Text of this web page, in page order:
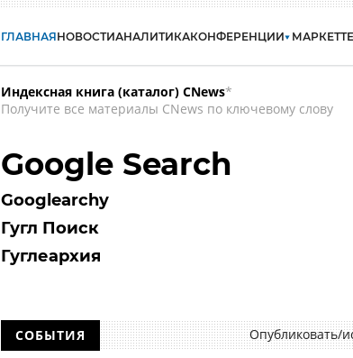
ГЛАВНАЯНОВОСТИАНАЛИТИКАКОНФЕРЕНЦИИ МАРКЕТ
Индексная книга (каталог) CNews*
Получите все материалы CNews по ключевому слову
Google Search
Googlearchy
Гугл Поиск
Гуглеархия
СОБЫТИЯ Опубликовать/